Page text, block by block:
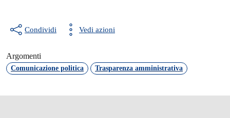
Condividi Vedi azioni
Argomenti
Comunicazione politica Trasparenza amministrativa